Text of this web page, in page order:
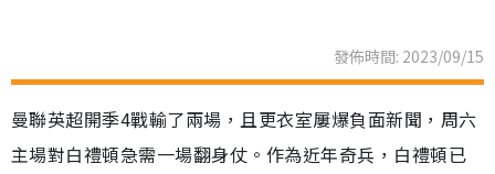
發佈時間: 2023/09/15
曼聯英超開季4戰輸了兩場，且更衣室屢爆負面新聞，周六
主場對白禮頓急需一場翻身仗。作為近年奇兵，白禮頓已